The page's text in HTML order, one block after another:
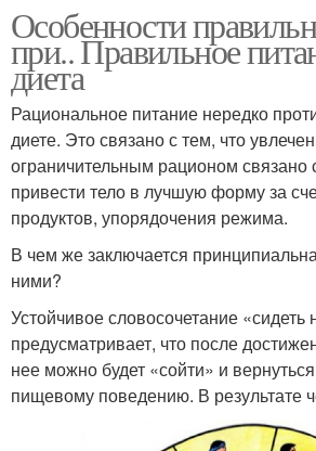
Особенности
при.. Правильное
диета
Рациональное питание нередко
диете. Это связано с тем, что
ограничительным рационом связано
привести тело в лучшую форму за
продуктов, упорядочения режима.
В чем же заключается
ними?
Устойчивое словосочетание «сидеть
предусматривает, что после
нее можно будет «сойти» и
пищевому поведению. В результате